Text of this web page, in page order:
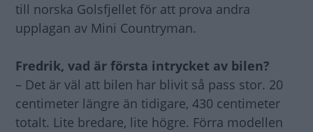
till norska Golsfjellet för att prova andra
upplagan av Mini Countryman.
Fredrik, vad är första intrycket av bilen?
– Det är väl att bilen har blivit så pass stor. 20
centimeter längre än tidigare, 430 centimeter
totalt. Lite bredare, lite högre. Förra modellen